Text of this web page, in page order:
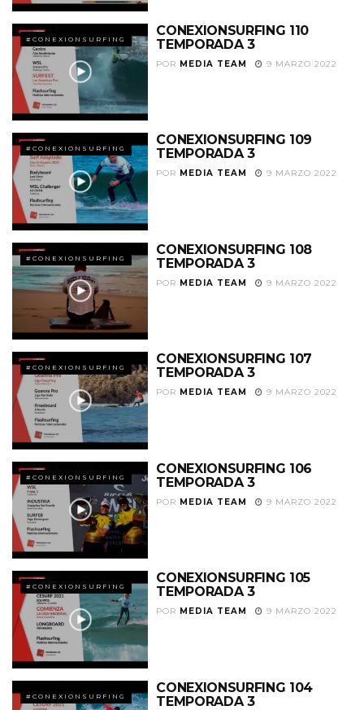
#CONEXIONSURFING
CONEXIONSURFING 110
TEMPORADA 3
POR MEDIA TEAM 9 MARZO 2022
#CONEXIONSURFING
CONEXIONSURFING 109
TEMPORADA 3
POR MEDIA TEAM 9 MARZO 2022
#CONEXIONSURFING
CONEXIONSURFING 108
TEMPORADA 3
POR MEDIA TEAM 9 MARZO 2022
#CONEXIONSURFING
CONEXIONSURFING 107
TEMPORADA 3
POR MEDIA TEAM 9 MARZO 2022
#CONEXIONSURFING
CONEXIONSURFING 106
TEMPORADA 3
POR MEDIA TEAM 9 MARZO 2022
#CONEXIONSURFING
CONEXIONSURFING 105
TEMPORADA 3
POR MEDIA TEAM 9 MARZO 2022
#CONEXIONSURFING
CONEXIONSURFING 104
TEMPORADA 3